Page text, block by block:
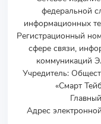
федеральной
информационных
Регистрационный
сфере связи,
коммуникаций
Учредитель:
«Смарт
Адрес